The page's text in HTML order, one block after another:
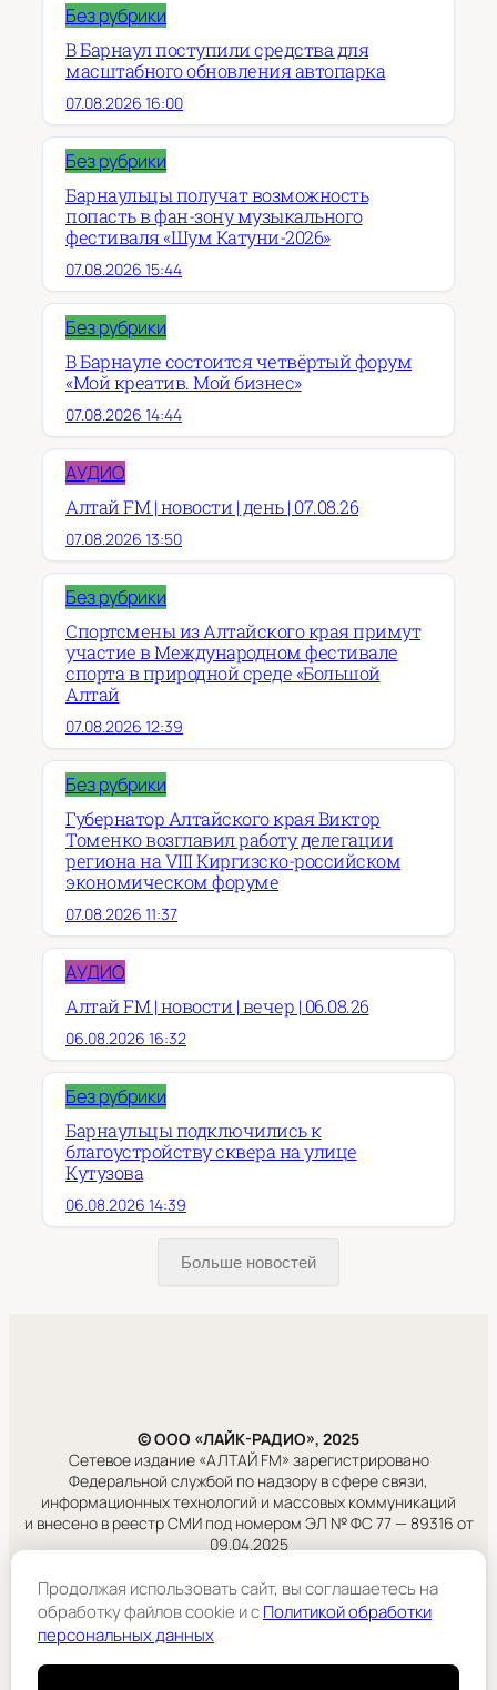
Без рубрики
В Барнаул поступили средства для
масштабного обновления автопарка
07.08.2026 16:00
Без рубрики
Барнаульцы получат возможность
попасть в фан-зону музыкального
фестиваля «Шум Катуни-2026»
07.08.2026 15:44
Без рубрики
В Барнауле состоится четвёртый форум
«Мой креатив. Мой бизнес»
07.08.2026 14:44
АУДИО
Алтай FM | новости | день | 07.08.26
07.08.2026 13:50
Без рубрики
Спортсмены из Алтайского края примут
участие в Международном фестивале
спорта в природной среде «Большой
Алтай
07.08.2026 12:39
Без рубрики
Губернатор Алтайского края Виктор
Томенко возглавил работу делегации
региона на VIII Киргизско-российском
экономическом форуме
07.08.2026 11:37
АУДИО
Алтай FM | новости | вечер | 06.08.26
06.08.2026 16:32
Без рубрики
Барнаульцы подключились к
благоустройству сквера на улице
Кутузова
06.08.2026 14:39
Больше новостей
© ООО «ЛАЙК-РАДИО», 2025
Сетевое издание «АЛТАЙ FM» зарегистрировано
Федеральной службой по надзору в сфере связи,
информационных технологий и массовых коммуникаций
и внесено в реестр СМИ под номером ЭЛ № ФС 77 — 89316 от
09.04.2025
Правовая информация
Учредитель:
ООО «ЛАЙК-РАДИО».
Продолжая использовать сайт, вы соглашаетесь на
обработку файлов cookie и cПолитикой обработки
персональных данных